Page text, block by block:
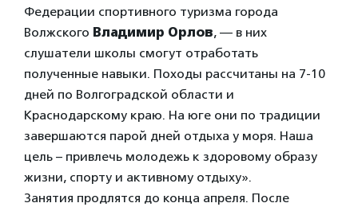
Федерации спортивного туризма города
Волжского Владимир Орлов, — в них
слушатели школы смогут отработать
полученные навыки. Походы рассчитаны на 7-10
дней по Волгоградской области и
Краснодарскому краю. На юге они по традиции
завершаются парой дней отдыха у моря. Наша
цель – привлечь молодежь к здоровому образу
жизни, спорту и активному отдыху».
Занятия продлятся до конца апреля. После